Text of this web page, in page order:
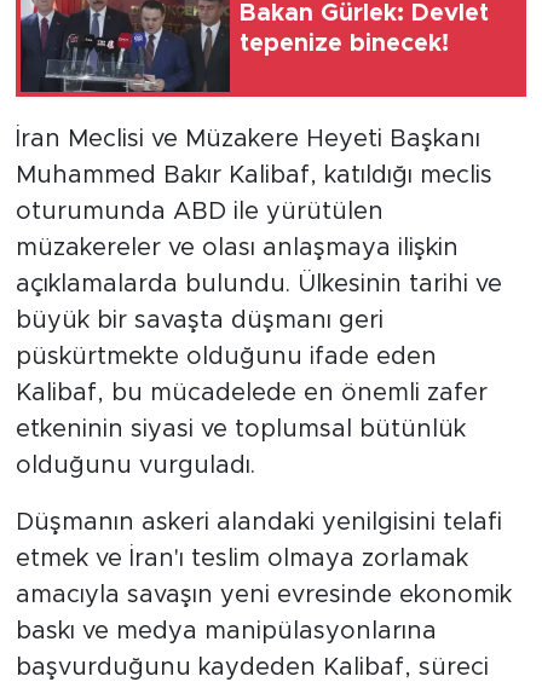
Bakan Gürlek: Devlet
tepenize binecek!
İran Meclisi ve Müzakere Heyeti Başkanı
Muhammed Bakır Kalibaf, katıldığı meclis
oturumunda ABD ile yürütülen
müzakereler ve olası anlaşmaya ilişkin
açıklamalarda bulundu. Ülkesinin tarihi ve
büyük bir savaşta düşmanı geri
püskürtmekte olduğunu ifade eden
Kalibaf, bu mücadelede en önemli zafer
etkeninin siyasi ve toplumsal bütünlük
olduğunu vurguladı.
Düşmanın askeri alandaki yenilgisini telafi
etmek ve İran'ı teslim olmaya zorlamak
amacıyla savaşın yeni evresinde ekonomik
baskı ve medya manipülasyonlarına
başvurduğunu kaydeden Kalibaf, süreci